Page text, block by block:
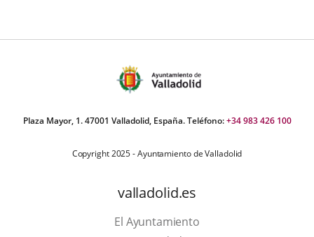
Plaza Mayor, 1. 47001 Valladolid, España. Teléfono:+34 983 426 100
Copyright 2025 - Ayuntamiento de Valladolid
valladolid.es
El Ayuntamiento